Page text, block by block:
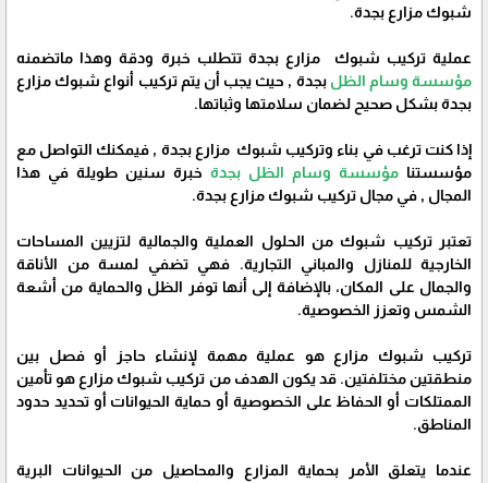
شبوك مزارع بجدة.
عملية تركيب شبوك مزارع بجدة تتطلب خبرة ودقة وهذا ماتضمنه
مؤسسة وسام الظل بجدة , حيث يجب أن يتم تركيب أنواع شبوك مزارع
بجدة بشكل صحيح لضمان سلامتها وثباتها.
إذا كنت ترغب في بناء وتركيب شبوك مزارع بجدة , فيمكنك التواصل مع
مؤسستنا مؤسسة وسام الظل بجدة خبرة سنين طويلة في هذا
المجال , في مجال تركيب شبوك مزارع بجدة.
تعتبر تركيب شبوك من الحلول العملية والجمالية لتزيين المساحات
الخارجية للمنازل والمباني التجارية. فهي تضفي لمسة من الأناقة
والجمال على المكان، بالإضافة إلى أنها توفر الظل والحماية من أشعة
الشمس وتعزز الخصوصية.
تركيب شبوك مزارع هو عملية مهمة لإنشاء حاجز أو فصل بين
منطقتين مختلفتين. قد يكون الهدف من تركيب شبوك مزارع هو تأمين
الممتلكات أو الحفاظ على الخصوصية أو حماية الحيوانات أو تحديد حدود
المناطق.
عندما يتعلق الأمر بحماية المزارع والمحاصيل من الحيوانات البرية